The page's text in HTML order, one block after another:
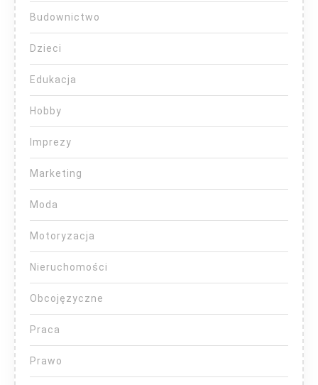
Budownictwo
Dzieci
Edukacja
Hobby
Imprezy
Marketing
Moda
Motoryzacja
Nieruchomości
Obcojęzyczne
Praca
Prawo